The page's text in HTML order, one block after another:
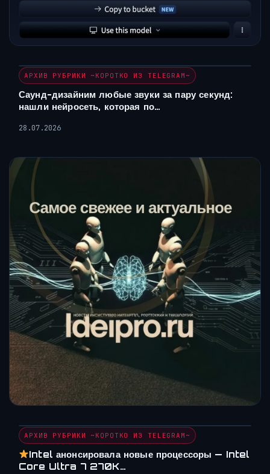
АРХИВ РУБРИКИ ~КОРОТКО ИЗ TELEGRAM~
Саунд-дизайним любые звуки за пару секунд:
нашли нейросеть, которая по…
28.07.2026
АРХИВ РУБРИКИ ~КОРОТКО ИЗ TELEGRAM~
Intel анонсировала новые процессоры — Intel
Core Ultra 7 270K…